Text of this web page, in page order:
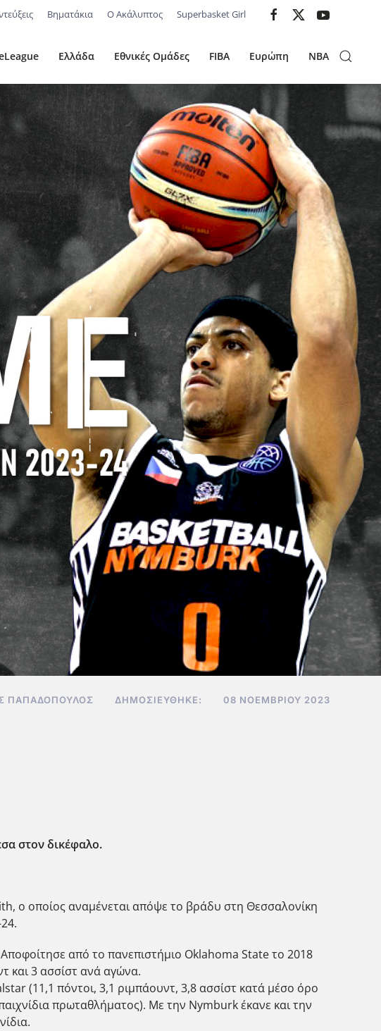
Βηματάκια Ο Ακάλυπτος Superbasket Girl
Ελλάδα Εθνικές Ομάδες FIBA Ευρώπη NBA
ΠΑΠΑΔΌΠΟΥΛΟΣ ΔΗΜΟΣΙΕΎΘΗΚΕ: 08 ΝΟΕΜΒΡΊΟΥ 2023
στον δικέφαλο.
ο οποίος αναμένεται απόψε το βράδυ στη Θεσσαλονίκη
από το πανεπιστήμιο Oklahoma State το 2018
και 3 ασσίστ ανά αγώνα.
(11,1 πόντοι, 3,1 ριμπάουντ, 3,8 ασσίστ κατά μέσο όρο
πρωταθλήματος). Με την Nymburk έκανε και την